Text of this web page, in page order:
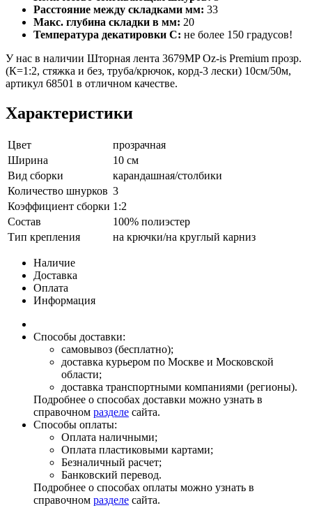
Расстояние между складками мм: 33
Макс. глубина складки в мм: 20
Температура декатировки С: не более 150 градусов!
У нас в наличии Шторная лента 3679MP Oz-is Premium прозр.
(К=1:2, стяжка и без, труба/крючок, корд-3 лески) 10см/50м,
артикул 68501 в отличном качестве.
Характеристики
Цвет
прозрачная
Ширина
10 см
Вид сборки
карандашная/столбики
Количество шнурков 3
Коэффициент сборки 1:2
Состав
100% полиэстер
Тип крепления
на крючки/на круглый карниз
Наличие
Доставка
Оплата
Информация
Способы доставки:
самовывоз (бесплатно);
доставка курьером по Москве и Московской
области;
доставка транспортными компаниями (регионы).
Подробнее о способах доставки можно узнать в
справочном разделе сайта.
Способы оплаты:
Оплата наличными;
Оплата пластиковыми картами;
Безналичный расчет;
Банковский перевод.
Подробнее о способах оплаты можно узнать в
справочном разделе сайта.